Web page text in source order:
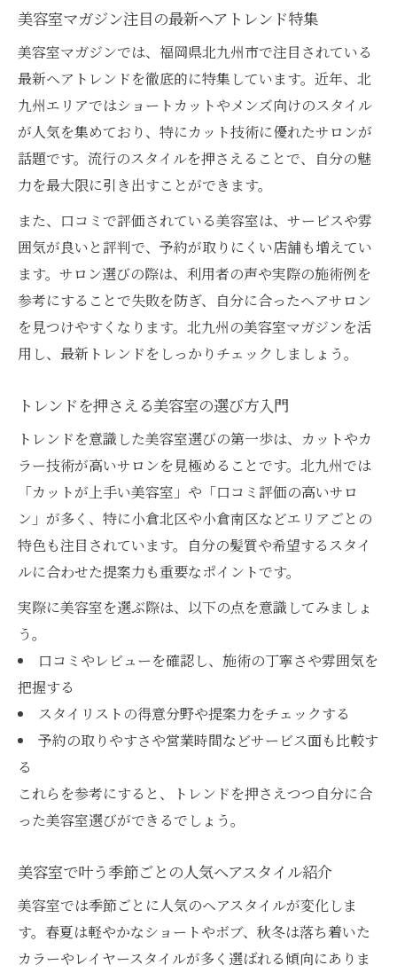
美容室マガジン注目の最新ヘアトレンド特集
美容室マガジンでは、福岡県北九州市で注目されている
最新ヘアトレンドを徹底的に特集しています。近年、北
九州エリアではショートカットやメンズ向けのスタイル
が人気を集めており、特にカット技術に優れたサロンが
話題です。流行のスタイルを押さえることで、自分の魅
力を最大限に引き出すことができます。
また、口コミで評価されている美容室は、サービスや雰
囲気が良いと評判で、予約が取りにくい店舗も増えてい
ます。サロン選びの際は、利用者の声や実際の施術例を
参考にすることで失敗を防ぎ、自分に合ったヘアサロン
を見つけやすくなります。北九州の美容室マガジンを活
用し、最新トレンドをしっかりチェックしましょう。
トレンドを押さえる美容室の選び方入門
トレンドを意識した美容室選びの第一歩は、カットやカ
ラー技術が高いサロンを見極めることです。北九州では
「カットが上手い美容室」や「口コミ評価の高いサロ
ン」が多く、特に小倉北区や小倉南区などエリアごとの
特色も注目されています。自分の髪質や希望するスタイ
ルに合わせた提案力も重要なポイントです。
実際に美容室を選ぶ際は、以下の点を意識してみましょ
う。
口コミやレビューを確認し、施術の丁寧さや雰囲気を
把握する
スタイリストの得意分野や提案力をチェックする
予約の取りやすさや営業時間などサービス面も比較す
る
これらを参考にすると、トレンドを押さえつつ自分に合
った美容室選びができるでしょう。
美容室で叶う季節ごとの人気ヘアスタイル紹介
美容室では季節ごとに人気のヘアスタイルが変化しま
す。春夏は軽やかなショートやボブ、秋冬は落ち着いた
カラーやレイヤースタイルが多く選ばれる傾向にありま